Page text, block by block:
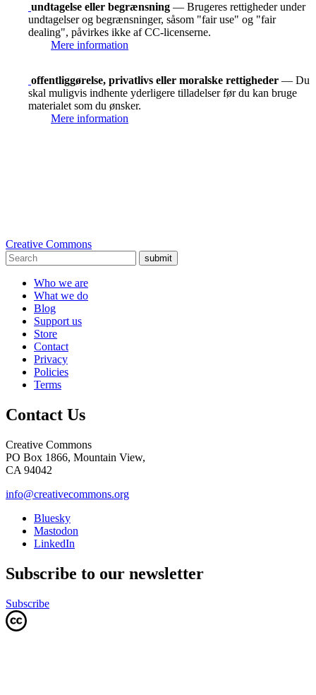
undtagelse eller begrænsning — Brugeres rettigheder under
undtagelser og begrænsninger, såsom "fair use" og "fair
dealing", påvirkes ikke af CC-licenserne.
Mere information
offentliggørelse, privatlivs eller moralske rettigheder — Du
skal muligvis indhente yderligere tilladelser før du kan bruge
materialet som du ønsker.
Mere information
Creative Commons
submit
Who we are
What we do
Blog
Support us
Store
Contact
Privacy
Policies
Terms
Contact Us
Creative Commons
PO Box 1866, Mountain View,
CA 94042
info@creativecommons.org
Bluesky
Mastodon
LinkedIn
Subscribe to our newsletter
Subscribe